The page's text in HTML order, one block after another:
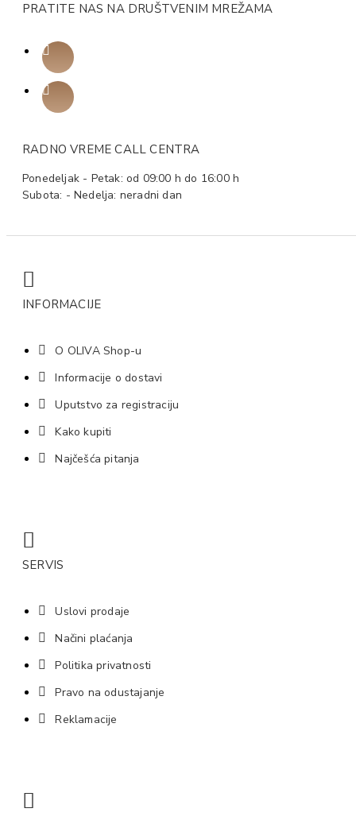
PRATITE NAS NA DRUŠTVENIM MREŽAMA
RADNO VREME CALL CENTRA
Ponedeljak - Petak: od 09:00 h do 16:00 h
Subota: - Nedelja: neradni dan
INFORMACIJE
O OLIVA Shop-u
Informacije o dostavi
Uputstvo za registraciju
Kako kupiti
Najčešća pitanja
SERVIS
Uslovi prodaje
Načini plaćanja
Politika privatnosti
Pravo na odustajanje
Reklamacije